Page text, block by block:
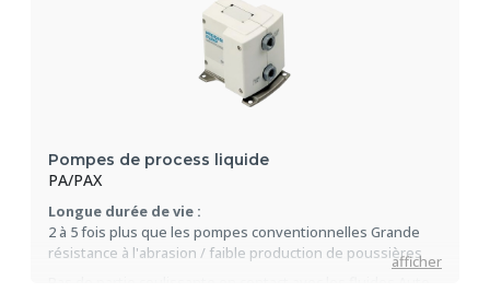
Pompes de process liquide
PA/PAX
Longue durée de vie :
2 à 5 fois plus que les pompes conventionnelles Grande
résistance à l'abrasion / faible production de poussières
afficher